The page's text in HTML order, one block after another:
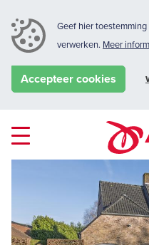
Geef hier
verwerken. Meer
Accepteer cookies